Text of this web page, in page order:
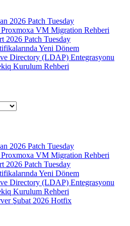
2026 Patch Tuesday
VM Migration Rehberi
2026 Patch Tuesday
Yeni Dönem
Directory (LDAP) Entegrasyonu
Kurulum Rehberi
2026 Patch Tuesday
VM Migration Rehberi
2026 Patch Tuesday
Yeni Dönem
Directory (LDAP) Entegrasyonu
Kurulum Rehberi
Şubat 2026 Hotfix